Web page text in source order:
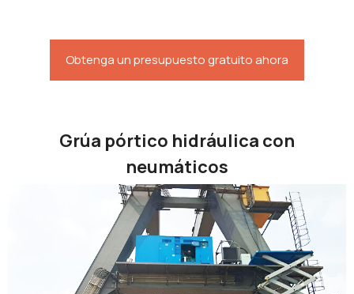
Obtenga un presupuesto gratuito ahora
Grúa pórtico hidráulica con
neumáticos